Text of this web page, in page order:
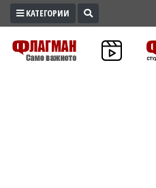
ПРОМО
ЗОНА
КАТЕГОРИИ